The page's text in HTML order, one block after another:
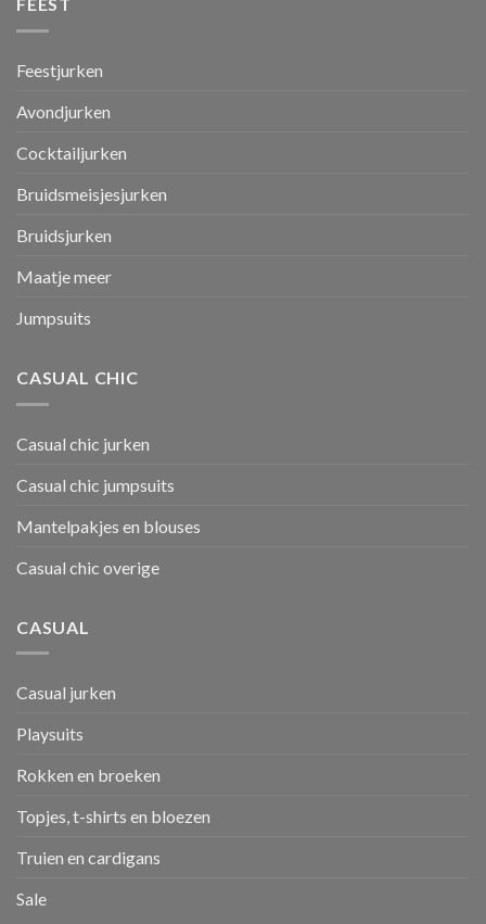
FEEST
Feestjurken
Avondjurken
Cocktailjurken
Bruidsmeisjesjurken
Bruidsjurken
Maatje meer
Jumpsuits
CASUAL CHIC
Casual chic jurken
Casual chic jumpsuits
Mantelpakjes en blouses
Casual chic overige
CASUAL
Casual jurken
Playsuits
Rokken en broeken
Topjes, t-shirts en bloezen
Truien en cardigans
Sale